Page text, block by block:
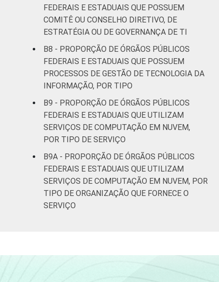
FEDERAIS E ESTADUAIS QUE POSSUEM
COMITÊ OU CONSELHO DIRETIVO, DE
ESTRATÉGIA OU DE GOVERNANÇA DE TI
B8 - PROPORÇÃO DE ÓRGÃOS PÚBLICOS
FEDERAIS E ESTADUAIS QUE POSSUEM
PROCESSOS DE GESTÃO DE TECNOLOGIA DA
INFORMAÇÃO, POR TIPO
B9 - PROPORÇÃO DE ÓRGÃOS PÚBLICOS
FEDERAIS E ESTADUAIS QUE UTILIZAM
SERVIÇOS DE COMPUTAÇÃO EM NUVEM,
POR TIPO DE SERVIÇO
B9A - PROPORÇÃO DE ÓRGÃOS PÚBLICOS
FEDERAIS E ESTADUAIS QUE UTILIZAM
SERVIÇOS DE COMPUTAÇÃO EM NUVEM, POR
TIPO DE ORGANIZAÇÃO QUE FORNECE O
SERVIÇO